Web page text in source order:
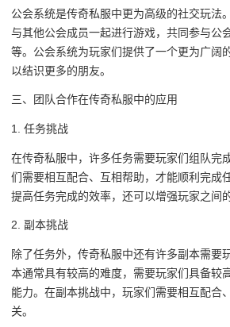
公会系统是传奇私服中更为高级的社交玩法
与其他公会成员一起进行游戏，共同参与公
等。公会系统为玩家们提供了一个更为广阔
以结识更多的朋友。
三、团队合作在传奇私服中的应用
1. 任务挑战
在传奇私服中，许多任务需要玩家们组队完
们需要相互配合、互相帮助，才能顺利完成
提高任务完成的效率，还可以增强玩家之间
2. 副本挑战
除了任务外，传奇私服中还有许多副本需要
本通常具有较高的难度，需要玩家们具备较
能力。在副本挑战中，玩家们需要相互配合
关。